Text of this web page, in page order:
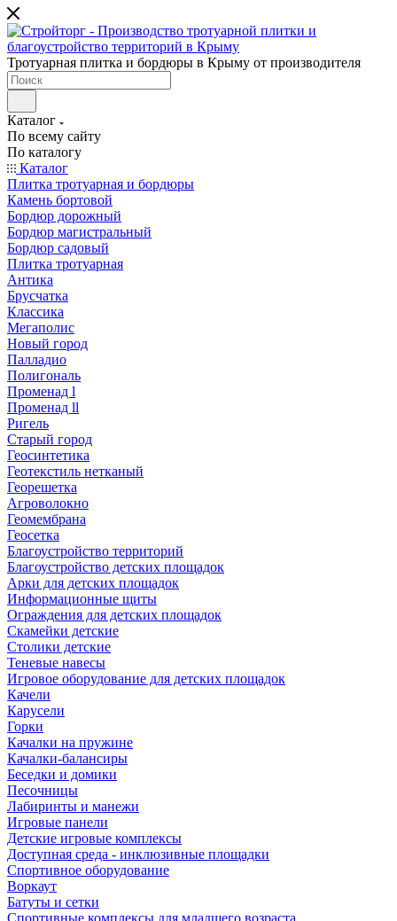
Тротуарная плитка и бордюры в Крыму от производителя
Каталог
По всему сайту
По каталогу
Каталог
Плитка тротуарная и бордюры
Камень бортовой
Бордюр дорожный
Бордюр магистральный
Бордюр садовый
Плитка тротуарная
Антика
Брусчатка
Классика
Мегаполис
Новый город
Палладио
Полигональ
Променад l
Променад ll
Ригель
Старый город
Геосинтетика
Геотекстиль нетканый
Георешетка
Агроволокно
Геомембрана
Геосетка
Благоустройство территорий
Благоустройство детских площадок
Арки для детских площадок
Информационные щиты
Ограждения для детских площадок
Скамейки детские
Столики детские
Теневые навесы
Игровое оборудование для детских площадок
Качели
Карусели
Горки
Качалки на пружине
Качалки-балансиры
Беседки и домики
Песочницы
Лабиринты и манежи
Игровые панели
Детские игровые комплексы
Доступная среда - инклюзивные площадки
Спортивное оборудование
Воркаут
Батуты и сетки
Спортивные комплексы для младшего возраста